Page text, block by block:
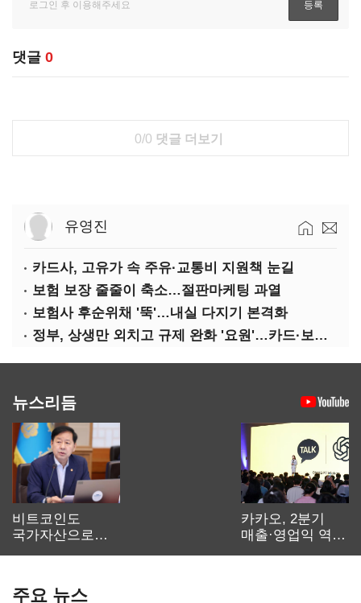
댓글 0
0/0 댓글 더보기
유영진
카드사, 고유가 속 주유·교통비 지원책 눈길
보험 보장 줄줄이 축소…절판마케팅 과열
보험사 후순위채 '뚝'…내실 다지기 본격화
정부, 상생만 외치고 규제 완화 '요원'…카드·보험사 부담 역대급
뉴스리듬
비트코인도
국가자산으로…'
카카오, 2분기
매출·영업익 역대
주요 뉴스